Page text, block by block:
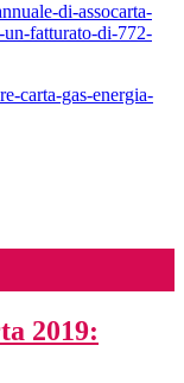
di-assocarta-
fatturato-di-772-
carta-gas-energia-
2019: